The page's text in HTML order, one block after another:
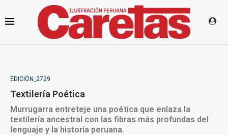
EDICIÓN_2729
Textilería Poética
Murrugarra entreteje una poética que enlaza la
textilería ancestral con las fibras más profundas del
lenguaje y la historia peruana.